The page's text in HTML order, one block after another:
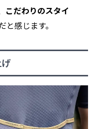
こだわりのスタイ
と感じます。